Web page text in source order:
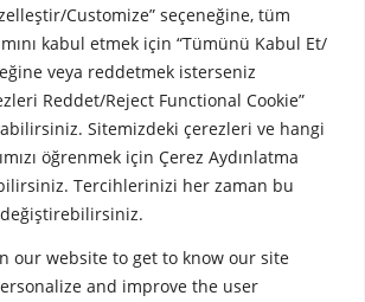
Customize” seçeneğine, tüm
kabul etmek için “Tümünü Kabul Et/
veya reddetmek isterseniz
Reddet/Reject Functional Cookie”
Sitemizdeki çerezleri ve hangi
öğrenmek için Çerez Aydınlatma
Tercihlerinizi her zaman bu
our website to get to know our site
and improve the user
© 2026 Marlon. All Rights Reserved.